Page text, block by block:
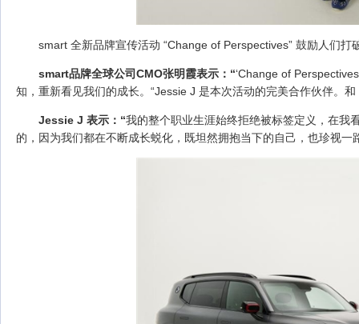
smart 全新品牌宣传活动 “Change of Perspectives” 鼓励人们打
smart品牌全球公司CMO张明霞表示： “‘Change of
知，重新看见我们的成长。“Jessie J 是本次活动的完美合作伙伴。
Jessie J 表示： “我的整个职业生涯始终拒绝被标签定义，在我
的，因为我们都在不断成长蜕化，既坦然拥抱当下的自己，也珍视一